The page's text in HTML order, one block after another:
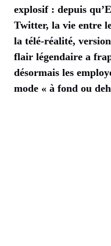
explosif : depuis
Twitter, la vie entre
la télé-réalité,
flair légendaire a
désormais les
mode « à fond ou